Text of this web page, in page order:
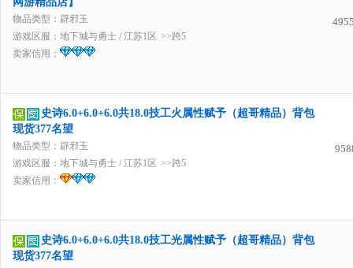
物品类型：辟邪玉
游戏区服： 地下城与勇士 / 江苏1区 >>跨5
卖家信用：
史诗6.0+6.0+6.0共18.0技工火属性赋予（超哥精品）背包
现货377名望
物品类型：辟邪玉
游戏区服： 地下城与勇士 / 江苏1区 >>跨5
卖家信用：
史诗6.0+6.0+6.0共18.0技工光属性赋予（超哥精品）背包
现货377名望